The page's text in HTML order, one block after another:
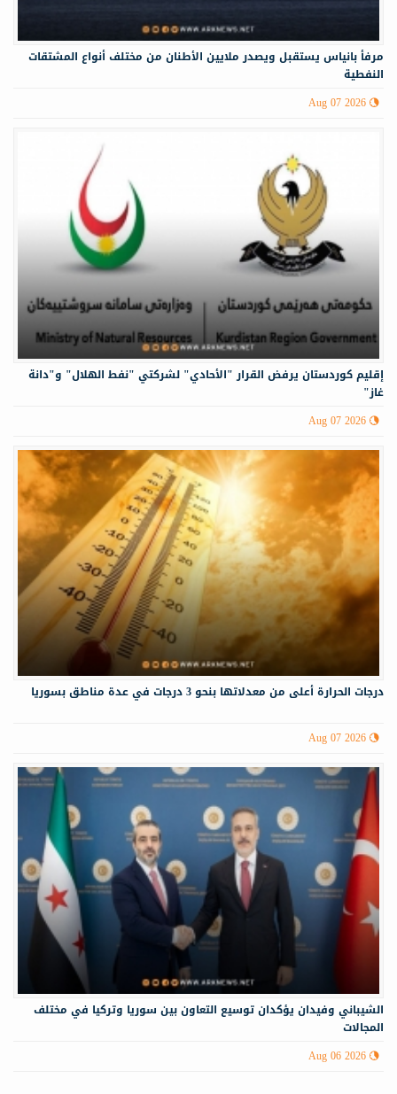
مرفأ بانياس يستقبل ويصدر ملايين الأطنان من مختلف أنواع المشتقات
النفطية
Aug 07 2026
إقليم كوردستان يرفض القرار "الأحادي" لشركتي "نفط الهلال" و"دانة
غاز"
Aug 07 2026
درجات الحرارة أعلى من معدلاتها بنحو 3 درجات في عدة مناطق بسوريا
Aug 07 2026
الشيباني وفيدان يؤكدان توسيع التعاون بين سوريا وتركيا في مختلف
المجالات
Aug 06 2026